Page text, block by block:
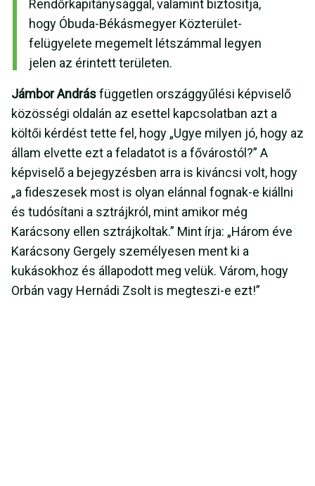
Rendőrkapitánysággal, valamint biztosítja,
hogy Óbuda-Békásmegyer Közterület-
felügyelete megemelt létszámmal legyen
jelen az érintett területen.
Jámbor Andrásfüggetlen országgyűlési képviselő
közösségi oldalán az esettel kapcsolatban azt a
költői kérdést tette fel, hogy „Ugye milyen jó, hogy az
állam elvette ezt a feladatot is a fővárostól?” A
képviselő a bejegyzésben arra is kiváncsi volt, hogy
„a fideszesek most is olyan elánnal fognak-e kiállni
és tudósítani a sztrájkról, mint amikor még
Karácsony ellen sztrájkoltak.” Mint írja: „Három éve
Karácsony Gergely személyesen ment ki a
kukásokhoz és állapodott meg velük. Várom, hogy
Orbán vagy Hernádi Zsolt is megteszi-e ezt!”